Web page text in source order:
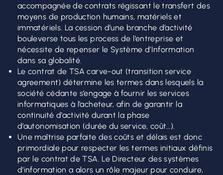
accompagnée de contrats régissant le transfert des
moyens de production humains, matériels et
immatériels. La cession d’une branche d’activité
bouleverse tous les process de l’entreprise et
nécessite de repenser le Système d’Information
dans sa globalité.
Le contrat de TSA carve-out (transition service
agreement) détermine les termes dans lesquels la
société cédante s’engage à fournir les services
informatiques à l’acheteur, afin de garantir la
continuité d’activité durant la phase
d’autonomisation (durée du service, coût…).
Une maîtrise parfaite des coûts et délais est donc
primordiale pour respecter les termes initiaux définis
par le contrat de TSA. Le Directeur des systèmes
d’information a alors un rôle majeur pour conduire,